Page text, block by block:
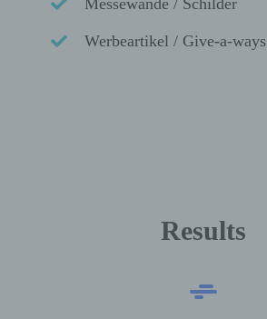
Messewände / Schilder
Werbeartikel / Give-a-ways
Results